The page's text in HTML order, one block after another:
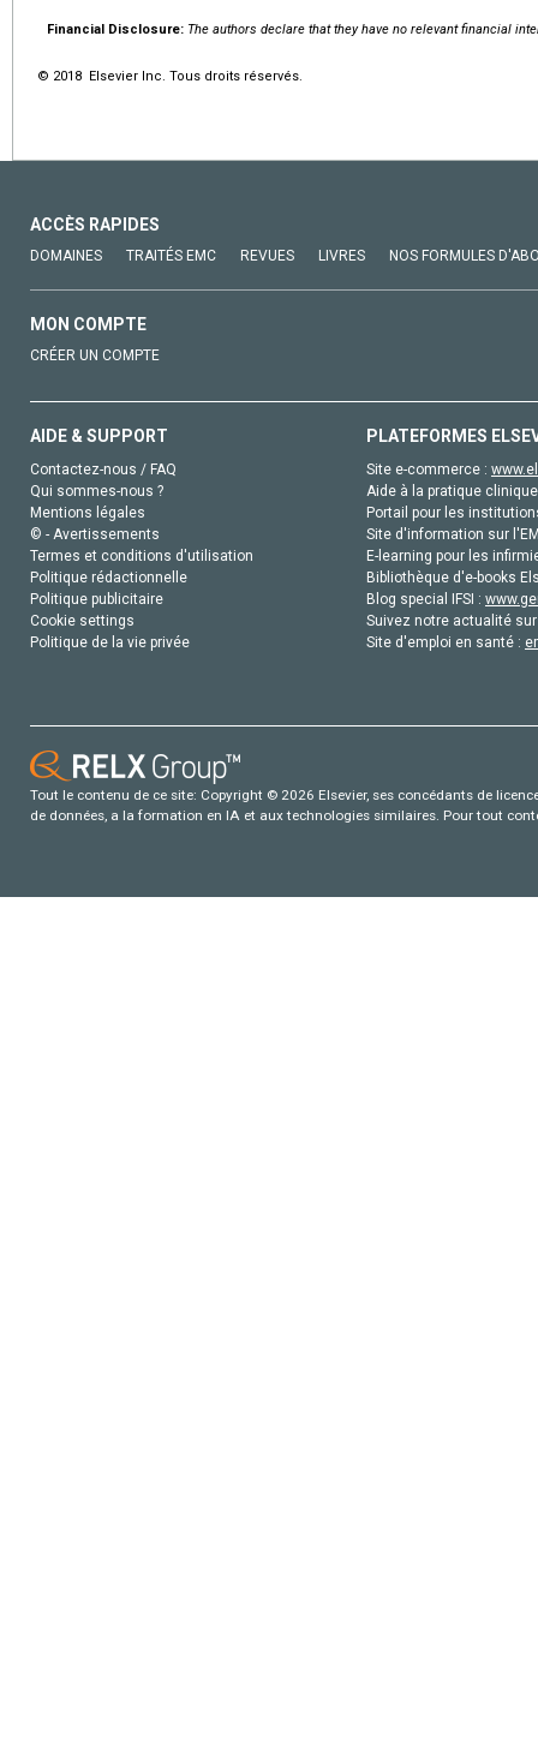
Financial Disclosure: The authors declare that they have no relevant financial
© 2018 Elsevier Inc. Tous droits réservés.
ACCÈS RAPIDES
DOMAINES TRAITÉS EMC REVUES LIVRES NOS FORMULES
MON COMPTE
CRÉER UN COMPTE
AIDE & SUPPORT
Contactez-nous / FAQ
Qui sommes-nous ?
Mentions légales
© - Avertissements
Termes et conditions d'utilisation
Politique rédactionnelle
Politique publicitaire
Cookie settings
Politique de la vie privée
PLATEFORMES
Site e-commerce :
Aide à la pratique
Portail pour les
Site d'information sur
E-learning pour les
Bibliothèque d'e-books
Blog special IFSI :
Suivez notre actualité
Site d'emploi en santé :
Tout le contenu de ce site: Copyright © 2026 Elsevier, ses concédants de
de données, a la formation en IA et aux technologies similaires. Pour tout